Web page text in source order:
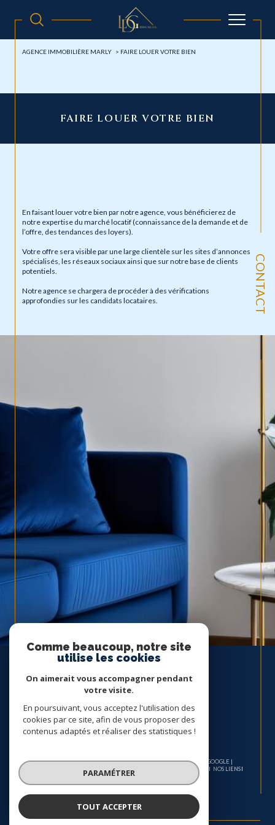
CONTACT
AGENCE IMMOBILIÈRE MARLY FAIRE LOUER VOTRE BIEN
FAIRE LOUER VOTRE BIEN
En faisant louer votre bien par notre agence, vous bénéficierez de
notre expertise du marché locatif (connaissance de la demande et de
l’offre, des tendances des loyers).
Votre offre sera visible par une large clientèle sur les sites d’annonces
spécialisés, les réseaux sociaux ainsi que sur notre base de clients
potentiels.
Notre agence se chargera de procéder à des vérifications
approfondies sur les candidats locataires.
© 2026 | TOUS DROITS RÉSERVÉS | TRADUCTION POWERED BY GOOGLE |
PLAN DU SITE ADMIN
NOS LIENS
POLITIQUE RGPD
Comme beaucoup, notre site
utilise les cookies
On aimerait vous accompagner pendant
votre visite.
En poursuivant, vous acceptez l'utilisation des
cookies par ce site, afin de vous proposer des
contenus adaptés et réaliser des statistiques !
PARAMÉTRER
TOUT ACCEPTER